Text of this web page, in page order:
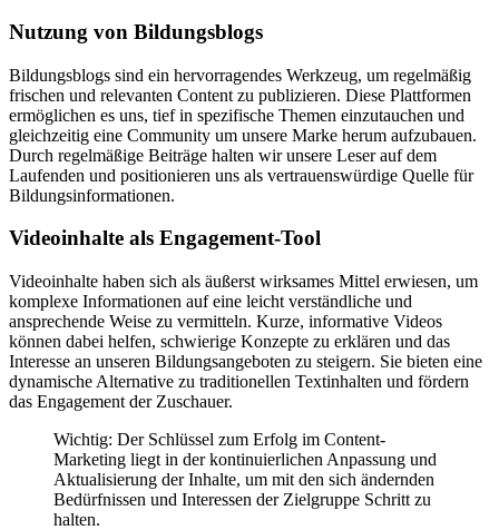
Nutzung von Bildungsblogs
Bildungsblogs sind ein hervorragendes Werkzeug, um regelmäßig
frischen und relevanten Content zu publizieren. Diese Plattformen
ermöglichen es uns, tief in spezifische Themen einzutauchen und
gleichzeitig eine Community um unsere Marke herum aufzubauen.
Durch regelmäßige Beiträge halten wir unsere Leser auf dem
Laufenden und positionieren uns als vertrauenswürdige Quelle für
Bildungsinformationen.
Videoinhalte als Engagement-Tool
Videoinhalte haben sich als äußerst wirksames Mittel erwiesen, um
komplexe Informationen auf eine leicht verständliche und
ansprechende Weise zu vermitteln. Kurze, informative Videos
können dabei helfen, schwierige Konzepte zu erklären und das
Interesse an unseren Bildungsangeboten zu steigern. Sie bieten eine
dynamische Alternative zu traditionellen Textinhalten und fördern
das Engagement der Zuschauer.
Wichtig: Der Schlüssel zum Erfolg im Content-
Marketing liegt in der kontinuierlichen Anpassung und
Aktualisierung der Inhalte, um mit den sich ändernden
Bedürfnissen und Interessen der Zielgruppe Schritt zu
halten.